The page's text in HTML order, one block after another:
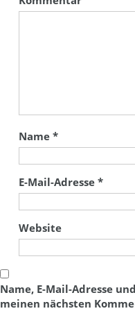
Name *
E-Mail-Adresse *
Website
Name, E-Mail-Adresse
meinen nächsten